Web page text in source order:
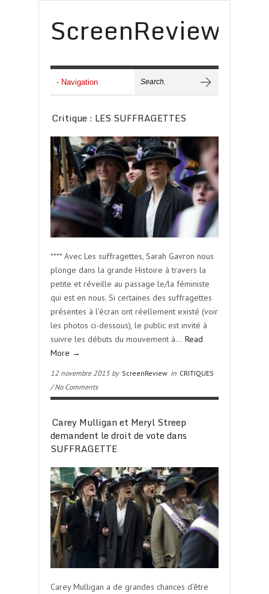
ScreenReview
Critique : LES SUFFRAGETTES
**** Avec Les suffragettes, Sarah Gavron nous
plonge dans la grande Histoire à travers la
petite et réveille au passage le/la féministe
qui est en nous. Si certaines des suffragettes
présentes à l’écran ont réellement existé (voir
les photos ci-dessous), le public est invité à
suivre les débuts du mouvement à… Read
More →
12 novembre 2015 by ScreenReview in CRITIQUES
/ No Comments
Carey Mulligan et Meryl Streep
demandent le droit de vote dans
SUFFRAGETTE
Carey Mulligan a de grandes chances d’être